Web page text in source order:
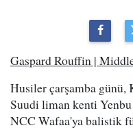
Gaspard Rouffin |
Husiler çarşamba günü,
Suudi liman kenti
NCC Wafaa'ya balistik